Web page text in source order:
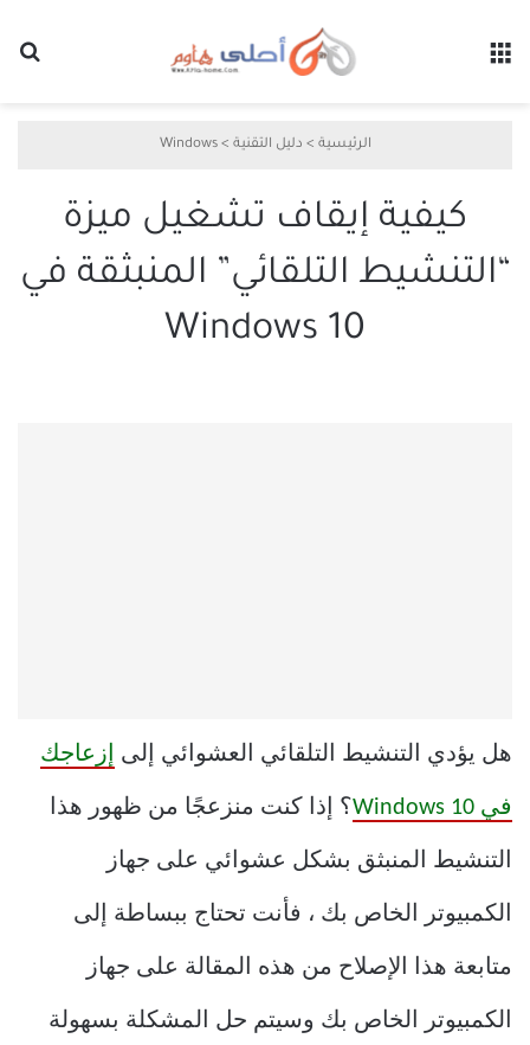
الرئيسية > دليل التقنية >
Windows
كيفية إيقاف تشغيل ميزة
“التنشيط التلقائي” المنبثقة في
Windows 10
هل يؤدي التنشيط التلقائي العشوائي إلى إزعاجك
في Windows 10 ؟ إذا كنت منزعجًا من ظهور هذا
التنشيط المنبثق بشكل عشوائي على جهاز
الكمبيوتر الخاص بك ، فأنت تحتاج ببساطة إلى
متابعة هذا الإصلاح من هذه المقالة على جهاز
الكمبيوتر الخاص بك وسيتم حل المشكلة بسهولة